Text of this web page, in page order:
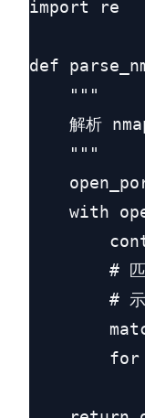
import re
def
    """
解析
    """
with
# 匹
#
for